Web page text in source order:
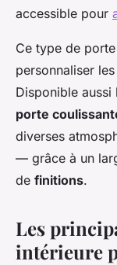
accessible pour
Ce type de
personnaliser
Disponible aussi
porte
diverses
— grâce à un
de finitions.
Les
intérieure